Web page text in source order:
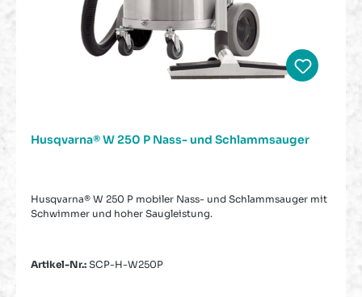
Husqvarna® W 250 P Nass- und Schlammsauger
Husqvarna® W 250 P mobiler Nass- und Schlammsauger mit
Schwimmer und hoher Saugleistung.
Artikel-Nr.: SCP-H-W250P